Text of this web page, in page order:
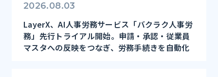
2026.08.03
LayerX、AI人事労務サービス「バクラク人事労
務」先行トライアル開始。申請・承認・従業員
マスタへの反映をつなぎ、労務手続きを自動化